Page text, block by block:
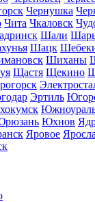
Чернушка
Чита Чкаловск
Шали
Шацк
Шиханы
Щастя Щекино
Эртиль
Юхнов
Яровое